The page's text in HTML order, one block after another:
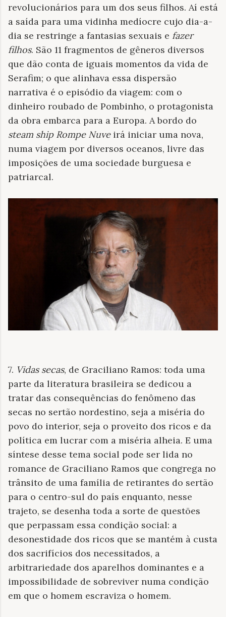
revolucionários para um dos seus filhos. Aí está
a saída para uma vidinha medíocre cujo dia-a-
dia se restringe a fantasias sexuais e fazer
filhos. São 11 fragmentos de gêneros diversos
que dão conta de iguais momentos da vida de
Serafim; o que alinhava essa dispersão
narrativa é o episódio da viagem: com o
dinheiro roubado de Pombinho, o protagonista
da obra embarca para a Europa. A bordo do
steam ship Rompe Nuveirá iniciar uma nova,
numa viagem por diversos oceanos, livre das
imposições de uma sociedade burguesa e
patriarcal.
7. Vidas secas, de Graciliano Ramos: toda uma
parte da literatura brasileira se dedicou a
tratar das consequências do fenômeno das
secas no sertão nordestino, seja a miséria do
povo do interior, seja o proveito dos ricos e da
política em lucrar com a miséria alheia. E uma
síntese desse tema social pode ser lida no
romance de Graciliano Ramos que congrega no
trânsito de uma família de retirantes do sertão
para o centro-sul do país enquanto, nesse
trajeto, se desenha toda a sorte de questões
que perpassam essa condição social: a
desonestidade dos ricos que se mantém à custa
dos sacrifícios dos necessitados, a
arbitrariedade dos aparelhos dominantes e a
impossibilidade de sobreviver numa condição
em que o homem escraviza o homem.